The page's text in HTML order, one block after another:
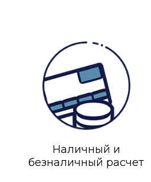
Наличный и
безналичный расчет